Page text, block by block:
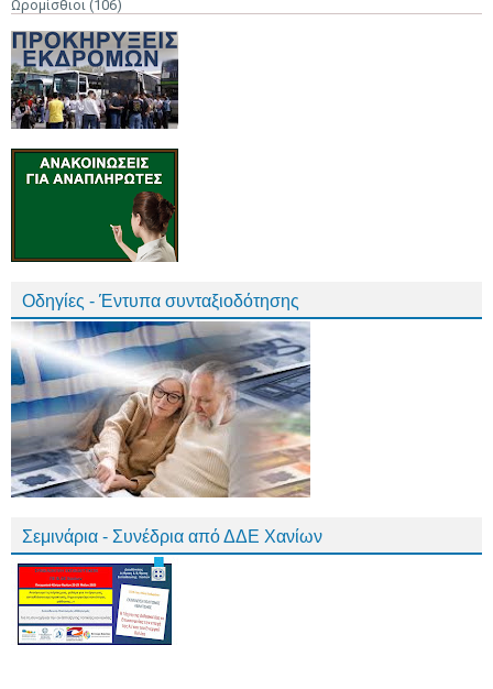
Ωρομίσθιοι (106)
Οδηγίες - Έντυπα συνταξιοδότησης
Σεμινάρια - Συνέδρια από ΔΔΕ Χανίων